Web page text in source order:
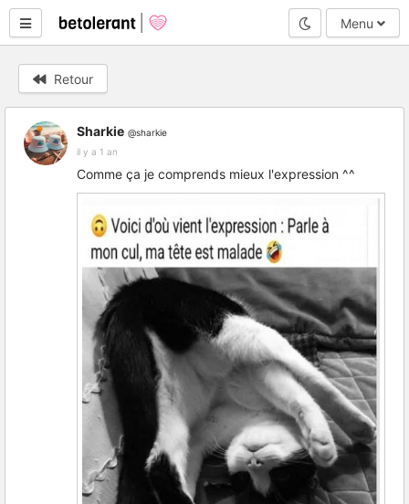
Mode nuit
Menu
Retour
Sharkie @sharkie
il y a 1 an
Comme ça je comprends mieux l'expression ^^